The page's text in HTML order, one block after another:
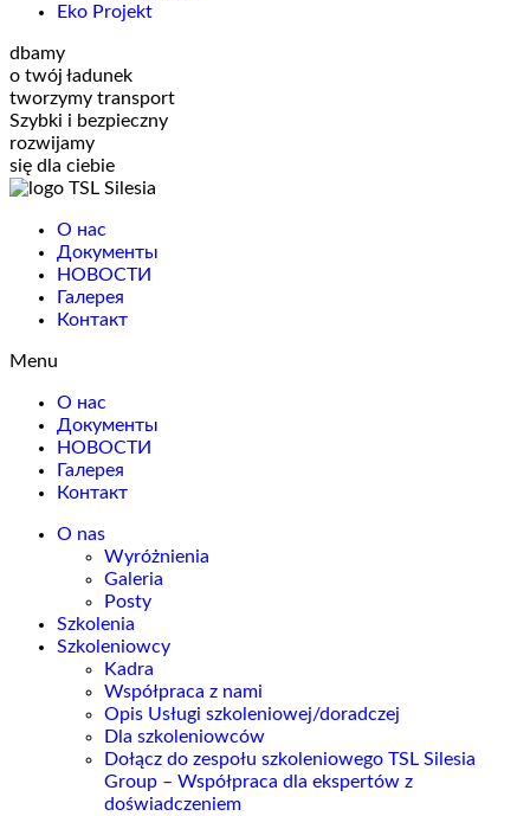
Eko Projekt
dbamy
o twój ładunek
tworzymy transport
Szybki i bezpieczny
rozwijamy
się dla ciebie
О нас
Документы
НОВОСТИ
Галерея
Контакт
Menu
О нас
Документы
НОВОСТИ
Галерея
Контакт
O nas
Wyróżnienia
Galeria
Posty
Szkolenia
Szkoleniowcy
Kadra
Współpraca z nami
Opis Usługi szkoleniowej/doradczej
Dla szkoleniowców
Dołącz do zespołu szkoleniowego TSL Silesia
Group – Współpraca dla ekspertów z
doświadczeniem